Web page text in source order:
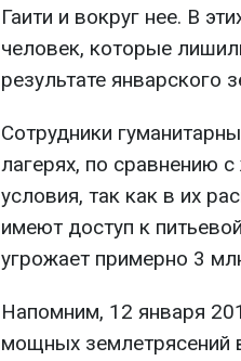
Гаити и вокруг нее. В
человек, которые
результате январского
Сотрудники
лагерях, по сравнению
условия, так как в их
имеют доступ к
угрожает примерно 3
Напомним, 12 января
мощных землетрясений